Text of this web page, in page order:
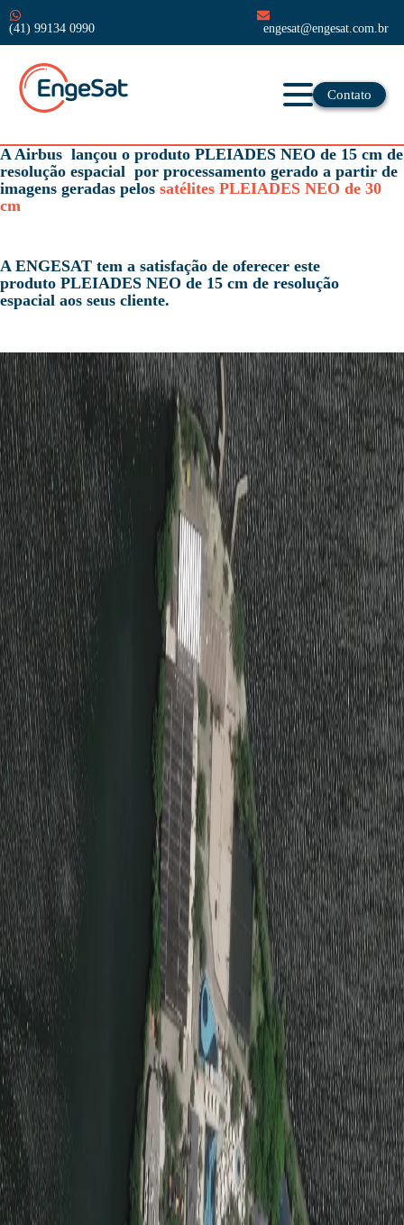
(41) 99134 0990 engesat@engesat.com.br
Contato
A Airbus lançou o produto PLEIADES NEO de 15 cm de
resolução espacial por processamento gerado a partir de
imagens geradas pelos satélites PLEIADES NEO de 30
cm
A ENGESAT tem a satisfação de oferecer este
produto PLEIADES NEO de 15 cm de resolução
espacial aos seus cliente.